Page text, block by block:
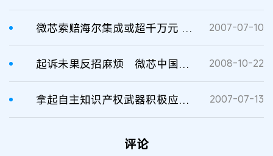
微芯索赔海尔集成或超千万元 双方尚无和解之意 2007-07-10
起诉未果反招麻烦 微芯中国情况不妙 2008-10-22
拿起自主知识产权武器积极应对美国“337调查” 2007-07-13
评论